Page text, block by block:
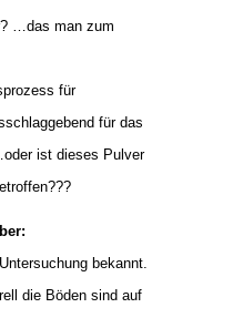
…das man zum
für
für das
ist dieses Pulver
bekannt.
die Böden sind auf